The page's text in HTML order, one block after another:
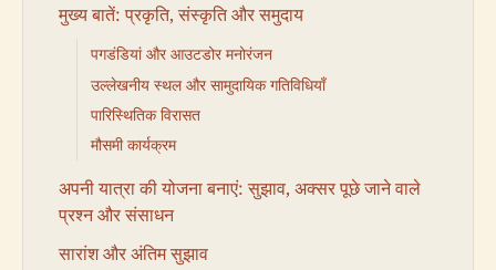
मुख्य बातें: प्रकृति, संस्कृति और समुदाय
पगडंडियां और आउटडोर मनोरंजन
उल्लेखनीय स्थल और सामुदायिक गतिविधियाँ
पारिस्थितिक विरासत
मौसमी कार्यक्रम
अपनी यात्रा की योजना बनाएं: सुझाव, अक्सर पूछे जाने वाले
प्रश्न और संसाधन
सारांश और अंतिम सुझाव